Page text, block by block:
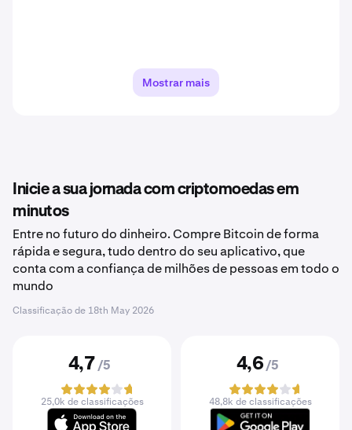
Mostrar mais
Inicie a sua jornada com criptomoedas em
minutos
Entre no futuro do dinheiro. Compre Bitcoin de forma
rápida e segura, tudo dentro do seu aplicativo, que
conta com a confiança de milhões de pessoas em todo o
mundo
Classificação de 18th May 2026
4,7 /5
25,0k de classificações
4,6 /5
48,8k de classificações